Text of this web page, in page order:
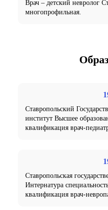
Врач – детский невролог
многопрофильная.
Ставропольский
институт Высшее
квалификация врач-
Ставропольская
Интернатура
квалификация врач-